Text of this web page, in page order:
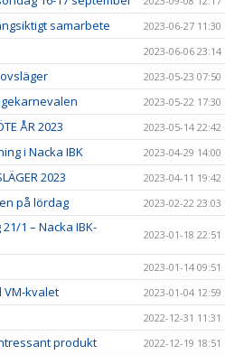
samarbete 2023-06-27 11:30
2023-06-06 23:14
2023-05-23 07:50
2023-05-22 17:30
ÅR 2023 2023-05-14 22:42
i Nacka IBK 2023-04-29 14:00
2023 2023-04-11 19:42
på lördag 2023-02-22 23:03
1 – Nacka IBK-
2023-01-18 22:51
2023-01-14 09:51
VM-kvalet 2023-01-04 12:59
2022-12-31 11:31
produkt 2022-12-19 18:51